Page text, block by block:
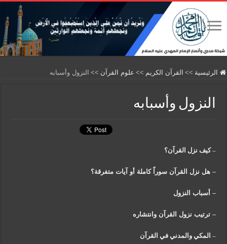
الرئيسية >> القرآن الكريم >> علوم القرآن >> النزول وأسبابه
النزول وأسبابه
–كيف نزل القرآن؟
–هل نزل القرآن سوراً كاملة أو آيات متفرقة؟
–أسباب النزول
–ترتيب نزول القرآن وانتشاره
– المكي والمدني في القرآن